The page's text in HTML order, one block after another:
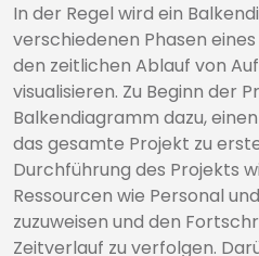
In der Regel wird ein
verschiedenen Phasen
den zeitlichen Ablauf von
visualisieren. Zu Beginn der
Balkendiagramm dazu,
das gesamte Projekt zu
Durchführung des Projekts
Ressourcen wie Personal
zuzuweisen und den
Zeitverlauf zu verfolgen.